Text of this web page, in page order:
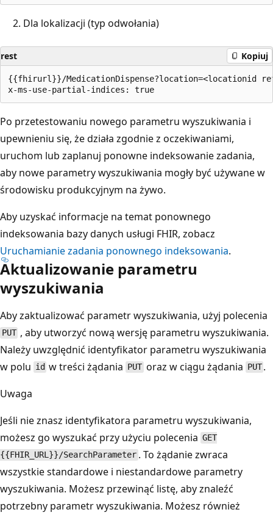
Dla lokalizacji (typ odwołania)
rest Kopiuj
{{fhirurl}}/MedicationDispense?location=<locationid
Po przetestowaniu nowego parametru wyszukiwania i
upewnieniu się, że działa zgodnie z oczekiwaniami,
uruchom lub zaplanuj ponowne indeksowanie zadania,
aby nowe parametry wyszukiwania mogły być używane w
środowisku produkcyjnym na żywo.
Aby uzyskać informacje na temat ponownego
indeksowania bazy danych usługi FHIR, zobacz
Uruchamianie zadania ponownego indeksowania.
Aktualizowanie parametru
wyszukiwania
Aby zaktualizować parametr wyszukiwania, użyj polecenia
PUT , aby utworzyć nową wersję parametru wyszukiwania.
Należy uwzględnić identyfikator parametru wyszukiwania
w polu id w treści żądania PUToraz w ciągu żądania PUT .
Uwaga
Jeśli nie znasz identyfikatora parametru wyszukiwania,
możesz go wyszukać przy użyciu polecenia GET
{{FHIR_URL}}/SearchParameter . To żądanie zwraca
wszystkie standardowe i niestandardowe parametry
wyszukiwania. Możesz przewinąć listę, aby znaleźć
potrzebny parametr wyszukiwania. Możesz również